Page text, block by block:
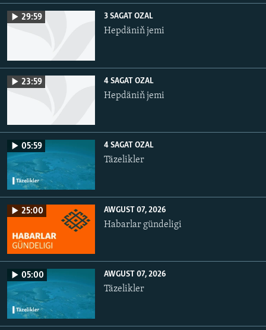
29:59 3 SAGAT OZAL
Hepdäniň jemi
23:59 4 SAGAT OZAL
Hepdäniň jemi
05:59 4 SAGAT OZAL
Täzelikler
25:00 AWGUST 07, 2026
Habarlar gündeligi
05:00 AWGUST 07, 2026
Täzelikler